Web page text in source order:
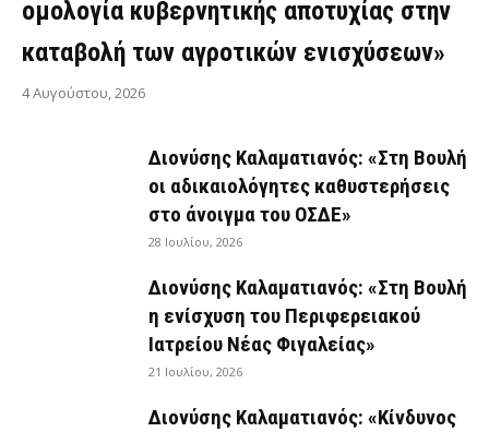
ομολογία κυβερνητικής αποτυχίας στην
καταβολή των αγροτικών ενισχύσεων»
4 Αυγούστου, 2026
Διονύσης Καλαματιανός: «Στη Βουλή
οι αδικαιολόγητες καθυστερήσεις
στο άνοιγμα του ΟΣΔΕ»
28 Ιουλίου, 2026
Διονύσης Καλαματιανός: «Στη Βουλή
η ενίσχυση του Περιφερειακού
Ιατρείου Νέας Φιγαλείας»
21 Ιουλίου, 2026
Διονύσης Καλαματιανός: «Κίνδυνος